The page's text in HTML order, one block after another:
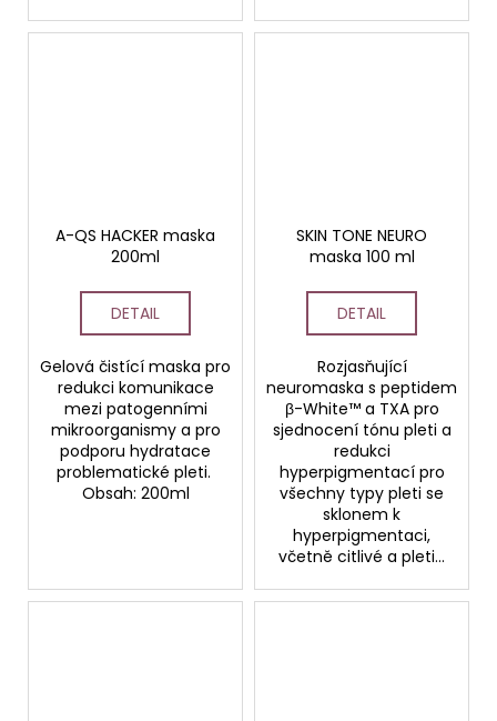
A-QS HACKER maska
200ml
DETAIL
Gelová čistící maska pro
redukci komunikace
mezi patogenními
mikroorganismy a pro
podporu hydratace
problematické pleti.
Obsah: 200ml
SKIN TONE NEURO
maska 100 ml
DETAIL
Rozjasňující
neuromaska s peptidem
β-White™ a TXA pro
sjednocení tónu pleti a
redukci
hyperpigmentací pro
všechny typy pleti se
sklonem k
hyperpigmentaci,
včetně citlivé a pleti...